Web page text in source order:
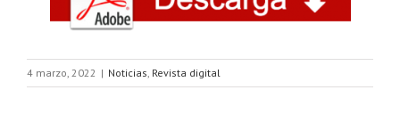
4 marzo, 2022 | Noticias, Revista digital